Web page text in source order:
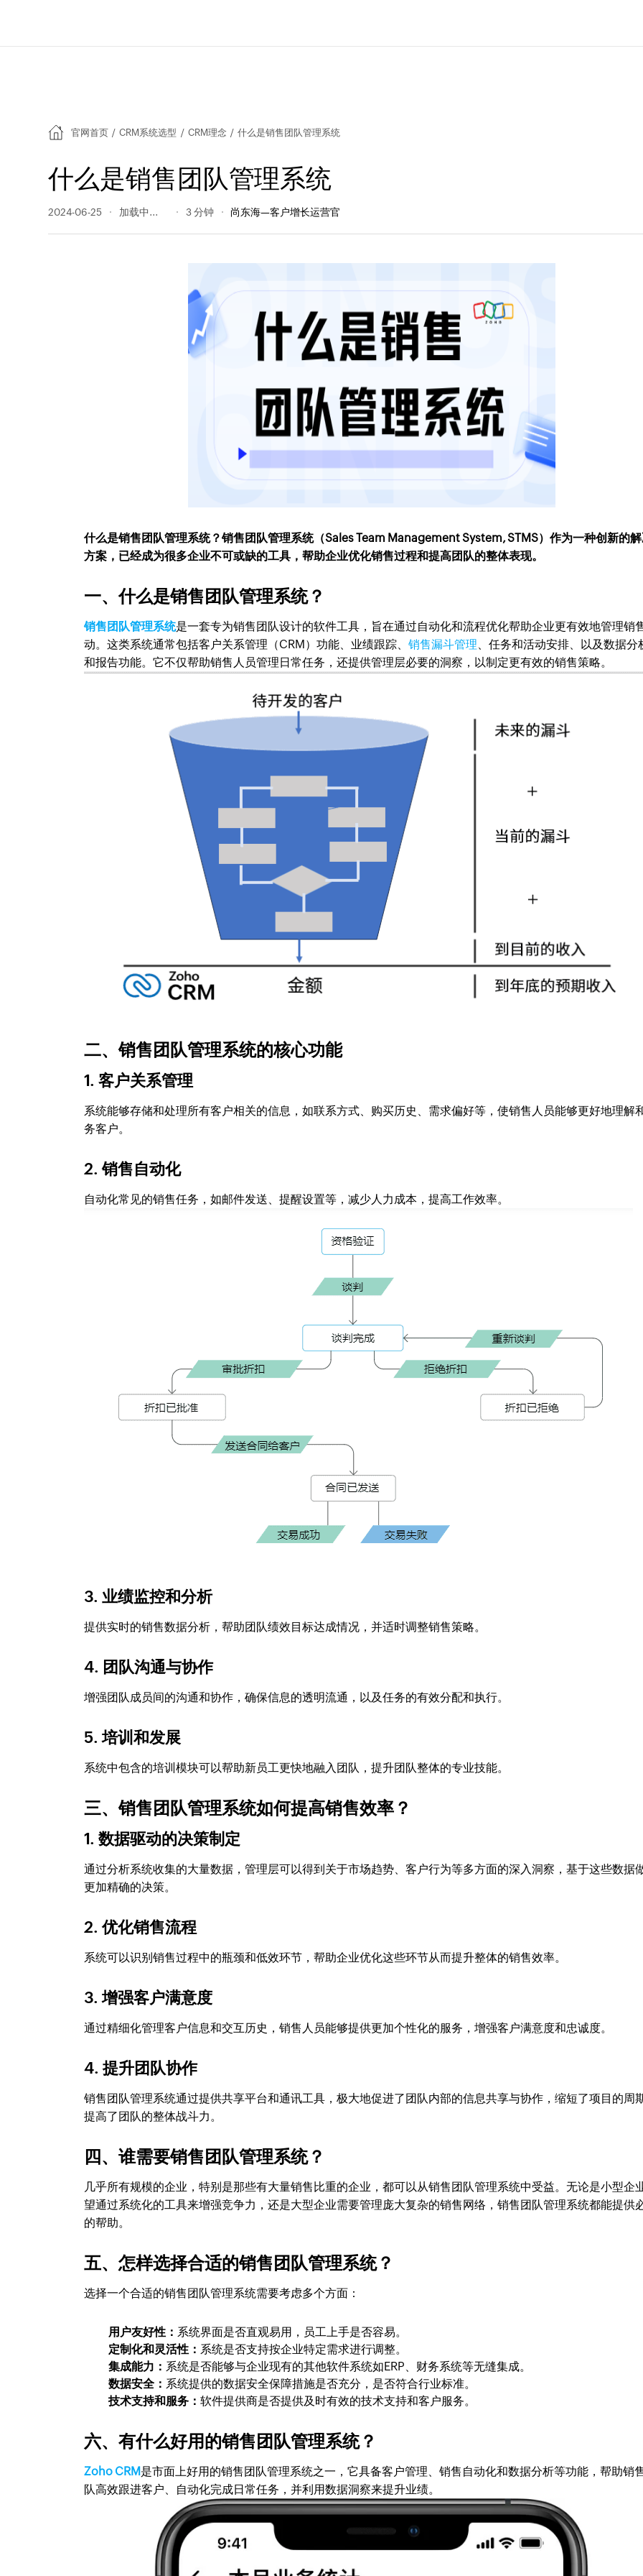
官网首页 / CRM系统选型 / CRM理念 / 什么是销售团队管理系统
什么是销售团队管理系统
2024-06-25 207 阅读量 3 分钟 尚东海—客户增长运营官
什么是销售团队管理系统？销售团队管理系统（Sales Team Management System, STMS）作为一种创新的
方案，已经成为很多企业不可或缺的工具，帮助企业优化销售过程和提高团队的整体表现。
一、什么是销售团队管理系统？
销售团队管理系统是一套专为销售团队设计的软件工具，旨在通过自动化和流程优化帮助企业更有效地管理销
动。这类系统通常包括客户关系管理（CRM）功能、业绩跟踪、销售漏斗管理、任务和活动安排、以及数据分
和报告功能。它不仅帮助销售人员管理日常任务，还提供管理层必要的洞察，以制定更有效的销售策略。
二、销售团队管理系统的核心功能
1. 客户关系管理
系统能够存储和处理所有客户相关的信息，如联系方式、购买历史、需求偏好等，使销售人员能够更好地理解
务客户。
2. 销售自动化
自动化常见的销售任务，如邮件发送、提醒设置等，减少人力成本，提高工作效率。
3. 业绩监控和分析
提供实时的销售数据分析，帮助团队绩效目标达成情况，并适时调整销售策略。
4. 团队沟通与协作
增强团队成员间的沟通和协作，确保信息的透明流通，以及任务的有效分配和执行。
5. 培训和发展
系统中包含的培训模块可以帮助新员工更快地融入团队，提升团队整体的专业技能。
三、销售团队管理系统如何提高销售效率？
1. 数据驱动的决策制定
通过分析系统收集的大量数据，管理层可以得到关于市场趋势、客户行为等多方面的深入洞察，基于这些数据
更加精确的决策。
2. 优化销售流程
系统可以识别销售过程中的瓶颈和低效环节，帮助企业优化这些环节从而提升整体的销售效率。
3. 增强客户满意度
通过精细化管理客户信息和交互历史，销售人员能够提供更加个性化的服务，增强客户满意度和忠诚度。
4. 提升团队协作
销售团队管理系统通过提供共享平台和通讯工具，极大地促进了团队内部的信息共享与协作，缩短了项目的周
提高了团队的整体战斗力。
四、谁需要销售团队管理系统？
几乎所有规模的企业，特别是那些有大量销售比重的企业，都可以从销售团队管理系统中受益。无论是小型企
望通过系统化的工具来增强竞争力，还是大型企业需要管理庞大复杂的销售网络，销售团队管理系统都能提供
的帮助。
五、怎样选择合适的销售团队管理系统？
选择一个合适的销售团队管理系统需要考虑多个方面：
用户友好性： 系统界面是否直观易用，员工上手是否容易。
定制化和灵活性： 系统是否支持按企业特定需求进行调整。
集成能力： 系统是否能够与企业现有的其他软件系统如ERP、财务系统等无缝集成。
数据安全： 系统提供的数据安全保障措施是否充分，是否符合行业标准。
技术支持和服务：软件提供商是否提供及时有效的技术支持和客户服务。
六、有什么好用的销售团队管理系统？
Zoho CRM是市面上好用的销售团队管理系统之一，它具备客户管理、销售自动化和数据分析等功能，帮助销
队高效跟进客户、自动化完成日常任务，并利用数据洞察来提升业绩。